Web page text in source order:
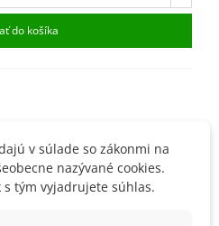
do košíka
v súlade so zákonmi na
nazývané cookies.
tým vyjadrujete súhlas.